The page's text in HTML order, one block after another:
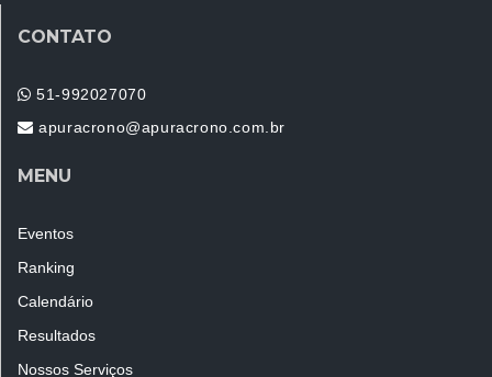
CONTATO
51-992027070
apuracrono@apuracrono.com.br
MENU
Eventos
Ranking
Calendário
Resultados
Nossos Serviços